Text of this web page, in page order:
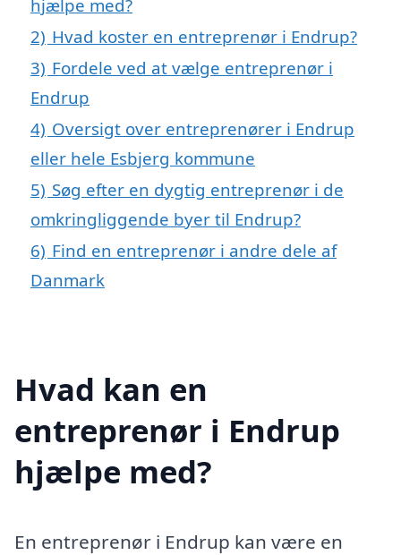
hjælpe med?
2) Hvad koster en entreprenør i Endrup?
3) Fordele ved at vælge entreprenør i
Endrup
4) Oversigt over entreprenører i Endrup
eller hele Esbjerg kommune
5) Søg efter en dygtig entreprenør i de
omkringliggende byer til Endrup?
6) Find en entreprenør i andre dele af
Danmark
Hvad kan en
entreprenør i Endrup
hjælpe med?
En entreprenør i Endrup kan være en